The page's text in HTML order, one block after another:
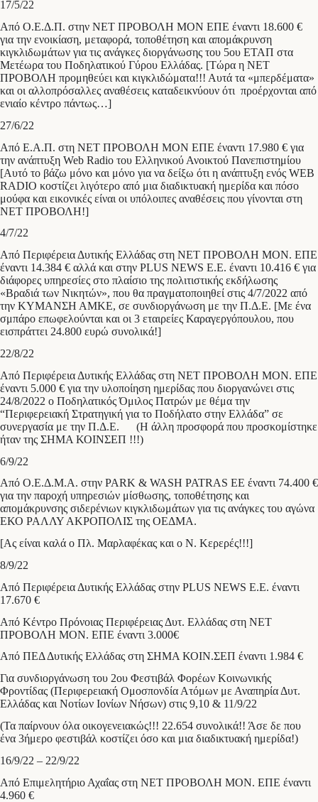
17/5/22
Από Ο.Ε.Δ.Π. στην ΝΕΤ ΠΡΟΒΟΛΗ ΜΟΝ ΕΠΕ έναντι 18.600 €
για την ενοικίαση, μεταφορά, τοποθέτηση και απομάκρυνση
κιγκλιδωμάτων για τις ανάγκες διοργάνωσης του 5ου ΕΤΑΠ στα
Μετέωρα του Ποδηλατικού Γύρου Ελλάδας. [Τώρα η ΝΕΤ
ΠΡΟΒΟΛΗ προμηθεύει και κιγκλιδώματα!!! Αυτά τα «μπερδέματα»
και οι αλλοπρόσαλλες αναθέσεις καταδεικνύουν ότι προέρχονται από
ενιαίο κέντρο πάντως…]
27/6/22
Από Ε.Α.Π. στη ΝΕΤ ΠΡΟΒΟΛΗ ΜΟΝ ΕΠΕ έναντι 17.980 € για
την ανάπτυξη Web Radio του Ελληνικού Ανοικτού Πανεπιστημίου
[Αυτό το βάζω μόνο και μόνο για να δείξω ότι η ανάπτυξη ενός WEB
RADIO κοστίζει λιγότερο από μια διαδικτυακή ημερίδα και πόσο
μούφα και εικονικές είναι οι υπόλοιπες αναθέσεις που γίνονται στη
ΝΕΤ ΠΡΟΒΟΛΗ!]
4/7/22
Από Περιφέρεια Δυτικής Ελλάδας στη ΝΕΤ ΠΡΟΒΟΛΗ ΜΟΝ. ΕΠΕ
έναντι 14.384 € αλλά και στην PLUS NEWS E.E. έναντι 10.416 € για
διάφορες υπηρεσίες στο πλαίσιο της πολιτιστικής εκδήλωσης
«Βραδιά των Νικητών», που θα πραγματοποιηθεί στις 4/7/2022 από
την ΚΥΜΑΝΣΗ ΑΜΚΕ, σε συνδιοργάνωση με την Π.Δ.Ε. [Με ένα
σμπάρο επωφελούνται και οι 3 εταιρείες Καραγεργόπουλου, που
εισπράττει 24.800 ευρώ συνολικά!]
22/8/22
Από Περιφέρεια Δυτικής Ελλάδας στη ΝΕΤ ΠΡΟΒΟΛΗ ΜΟΝ. ΕΠΕ
έναντι 5.000 € για την υλοποίηση ημερίδας που διοργανώνει στις
24/8/2022 ο Ποδηλατικός Όμιλος Πατρών με θέμα την
“Περιφερειακή Στρατηγική για το Ποδήλατο στην Ελλάδα” σε
συνεργασία με την Π.Δ.Ε. (Η άλλη προσφορά που προσκομίστηκε
ήταν της ΣΗΜΑ ΚΟΙΝΣΕΠ !!!)
6/9/22
Από Ο.Ε.Δ.Μ.Α. στην PARK & WASH PATRAS ΕΕ έναντι 74.400 €
για την παροχή υπηρεσιών μίσθωσης, τοποθέτησης και
απομάκρυνσης σιδερένιων κιγκλιδωμάτων για τις ανάγκες του αγώνα
ΕΚΟ ΡΑΛΛΥ ΑΚΡΟΠΟΛΙΣ της ΟΕΔΜΑ.
[Ας είναι καλά ο Πλ. Μαρλαφέκας και ο Ν. Κερερές!!!]
8/9/22
Από Περιφέρεια Δυτικής Ελλάδας στην PLUS NEWS E.E. έναντι
17.670 €
Από Κέντρο Πρόνοιας Περιφέρειας Δυτ. Ελλάδας στη ΝΕΤ
ΠΡΟΒΟΛΗ ΜΟΝ. ΕΠΕ έναντι 3.000€
Από ΠΕΔ Δυτικής Ελλάδας στη ΣΗΜΑ ΚΟΙΝ.ΣΕΠ έναντι 1.984 €
Για συνδιοργάνωση του 2ου Φεστιβάλ Φορέων Κοινωνικής
Φροντίδας (Περιφερειακή Ομοσπονδία Ατόμων με Αναπηρία Δυτ.
Ελλάδας και Νοτίων Ιονίων Νήσων) στις 9,10 & 11/9/22
(Τα παίρνουν όλα οικογενειακώς!!! 22.654 συνολικά!! Άσε δε που
ένα 3ήμερο φεστιβάλ κοστίζει όσο και μια διαδικτυακή ημερίδα!)
16/9/22 – 22/9/22
Από Επιμελητήριο Αχαΐας στη ΝΕΤ ΠΡΟΒΟΛΗ ΜΟΝ. ΕΠΕ έναντι
4.960 €